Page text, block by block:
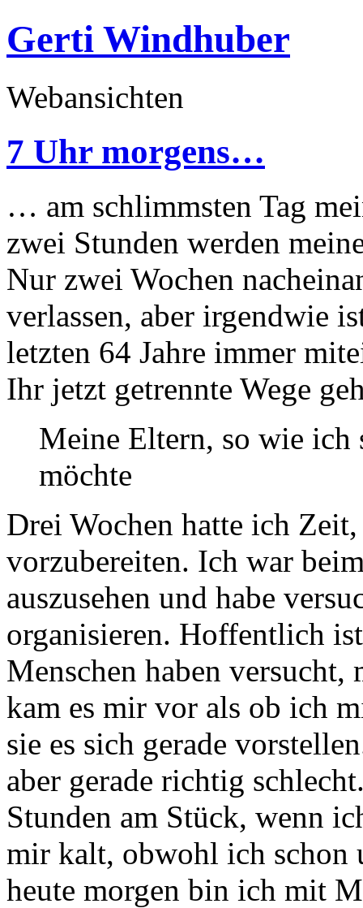
Gerti Windhuber
Webansichten
7 Uhr morgens…
… am schlimmsten Tag
zwei Stunden werden
Nur zwei Wochen
verlassen, aber irgendwie
letzten 64 Jahre immer
Ihr jetzt getrennte Wege
Meine Eltern, so wie ich
möchte
Drei Wochen hatte ich
vorzubereiten. Ich war
auszusehen und habe
organisieren. Hoffentlich
Menschen haben
kam es mir vor als ob ich
sie es sich gerade
aber gerade richtig
Stunden am Stück, wenn
mir kalt, obwohl ich schon
heute morgen bin ich mit